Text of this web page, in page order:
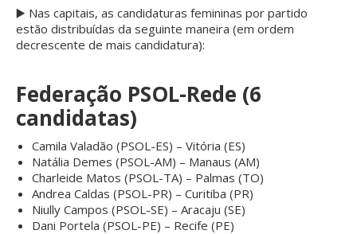
▶️ Nas capitais, as candidaturas femininas por partido
estão distribuídas da seguinte maneira (em ordem
decrescente de mais candidatura):
Federação PSOL-Rede (6
candidatas)
Camila Valadão (PSOL-ES) – Vitória (ES)
Natália Demes (PSOL-AM) – Manaus (AM)
Charleide Matos (PSOL-TA) – Palmas (TO)
Andrea Caldas (PSOL-PR) – Curitiba (PR)
Niully Campos (PSOL-SE) – Aracaju (SE)
Dani Portela (PSOL-PE) – Recife (PE)